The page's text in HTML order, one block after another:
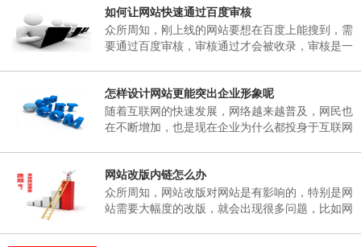
下： 一、春节放假时间：为02月06日至02月25
日，02月25日(星期天)正常上班。 二、各部门接
通知后，妥善安排好值班工作，并将各部门值班表
如何让网站快速通过百度审核
众所周知，刚上线的网站要想在百度上能搜到，需
要通过百度审核，审核通过才会被收录，审核是一
网站，很多站长想破脑袋都不知所措，这里深圳网
站建设小编介绍到，原因其实很简单，当网页被收
录后搜索引擎会对一个网站进行审核，这期间搜索
个方...
怎样设计网站更能突出企业形象呢
随着互联网的快速发展，网络越来越普及，网民也
在不断增加，也是现在企业为什么都投身于互联网
收益。那么，怎样设计网站更能突出企业形象呢?
网站改版内链怎么办
众所周知，网站改版对网站是有影响的，特别是网
站需要大幅度的改版，就会出现很多问题，比如网